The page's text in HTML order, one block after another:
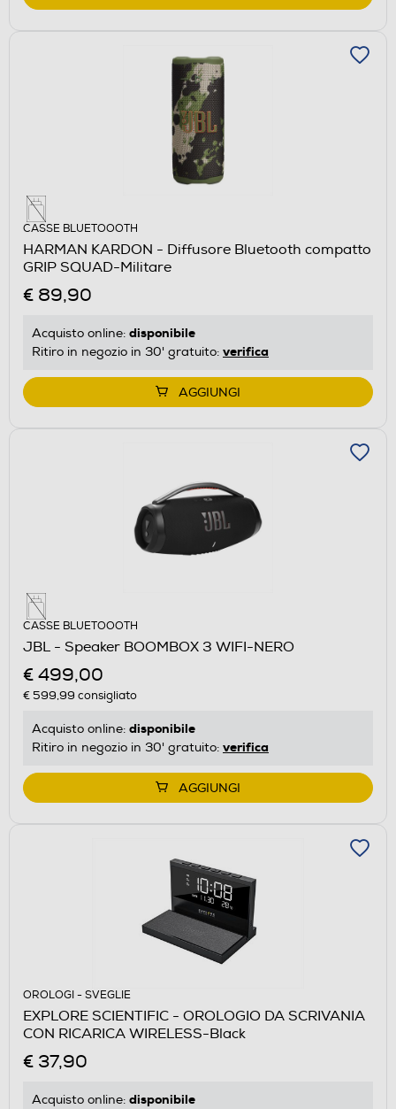
CASSE BLUETOOOTH
HARMAN KARDON - Diffusore Bluetooth compatto
GRIP SQUAD-Militare
€ 89,90
Acquisto online: disponibile
Ritiro in negozio in 30' gratuito: verifica
AGGIUNGI
CASSE BLUETOOOTH
JBL - Speaker BOOMBOX 3 WIFI-NERO
€ 499,00
€ 599,99 consigliato
Acquisto online: disponibile
Ritiro in negozio in 30' gratuito: verifica
AGGIUNGI
OROLOGI - SVEGLIE
EXPLORE SCIENTIFIC - OROLOGIO DA SCRIVANIA
CON RICARICA WIRELESS-Black
€ 37,90
Acquisto online: disponibile